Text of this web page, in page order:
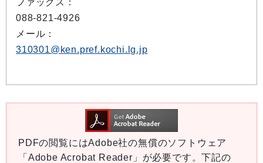
ファックス：
088-821-4926
メール：
310301@ken.pref.kochi.lg.jp
PDFの閲覧にはAdobe社の無償のソフトウェア
「Adobe Acrobat Reader」が必要です。下記の